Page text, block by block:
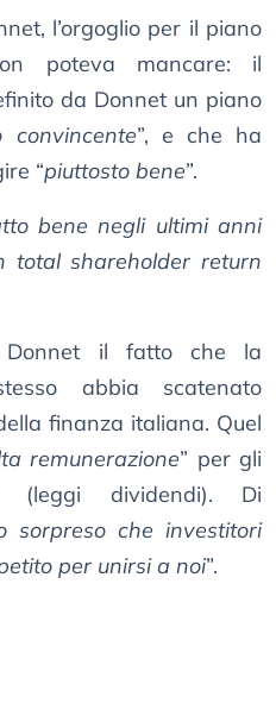
l’orgoglio per il piano
poteva mancare: il
da Donnet un piano
convincente”, e che ha
“piuttosto bene”.
bene negli ultimi anni
total shareholder return
Donnet il fatto che la
abbia scatenato
finanza italiana. Quel
remunerazione” per gli
(leggi dividendi). Di
sorpreso che investitori
per unirsi a noi”.